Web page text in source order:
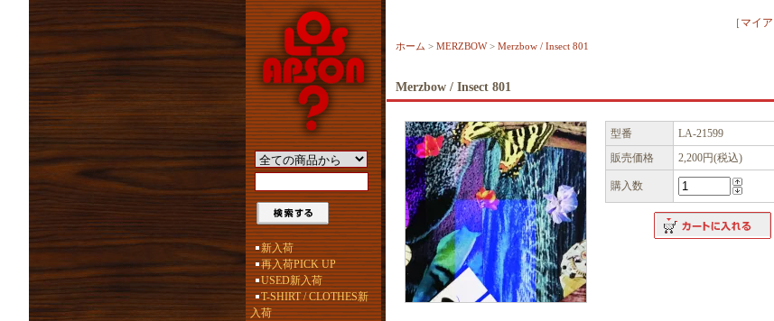
新入荷
再入荷PICK UP
USED新入荷
T-SHIRT / CLOTHES新
入荷
［ マイ
ホーム > MERZBOW> Merzbow / Insect 801
Merzbow / Insect 801
型番
LA-21599
販売価格
2,200円(税込)
購入数